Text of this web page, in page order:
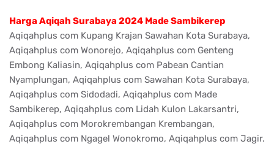
Harga Aqiqah Surabaya 2024 Made Sambikerep
Aqiqahplus com Kupang Krajan Sawahan Kota Surabaya,
Aqiqahplus com Wonorejo, Aqiqahplus com Genteng
Embong Kaliasin, Aqiqahplus com Pabean Cantian
Nyamplungan, Aqiqahplus com Sawahan Kota Surabaya,
Aqiqahplus com Sidodadi, Aqiqahplus com Made
Sambikerep, Aqiqahplus com Lidah Kulon Lakarsantri,
Aqiqahplus com Morokrembangan Krembangan,
Aqiqahplus com Ngagel Wonokromo, Aqiqahplus com Jagir.